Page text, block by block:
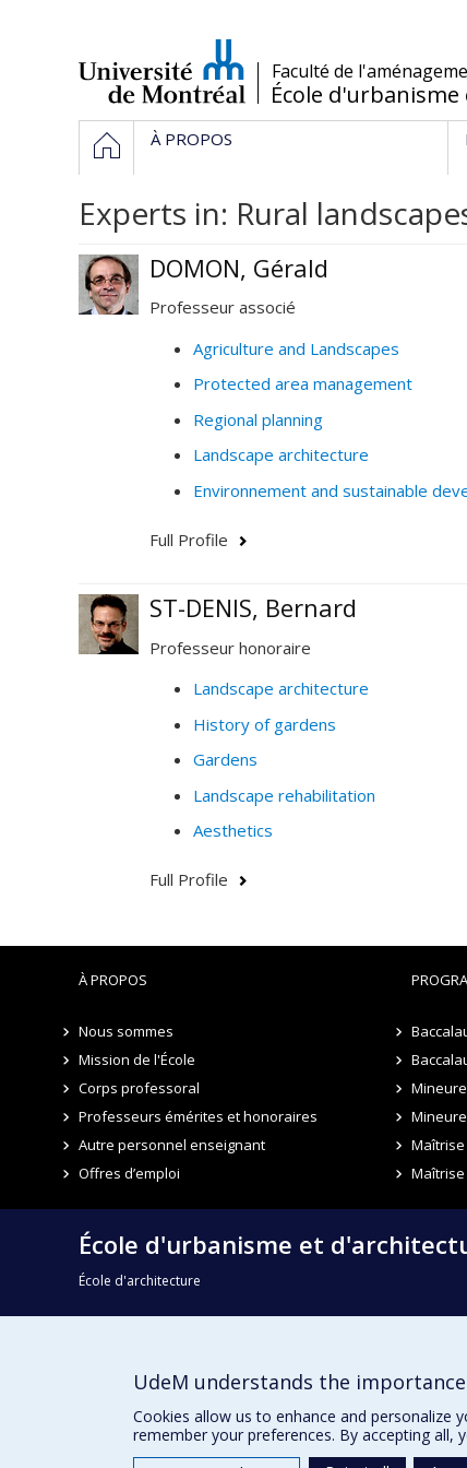
/Faculté de
École
Navigation
principale
HOMEÀ PROPOS
Experts in: Rural
DOMON, Gérald
Professeur associé
Agriculture and Landscapes
Protected area management
Regional planning
Landscape architecture
Environnement and sustainable
Full Profile
ST-DENIS, Bernard
Professeur honoraire
Landscape architecture
History of gardens
Gardens
Landscape rehabilitation
Aesthetics
Full Profile
À PROPOS
Nous sommes
Mission de l'École
Corps professoral
Professeurs émérites et honoraires
Autre personnel enseignant
Offres d’emploi
École d'urbanisme et
École d'architecture
École de design
Faculté de l'aménagement
UdeM understands the
Cookies allow us to enhance and personalize
remember your preferences. By accepting